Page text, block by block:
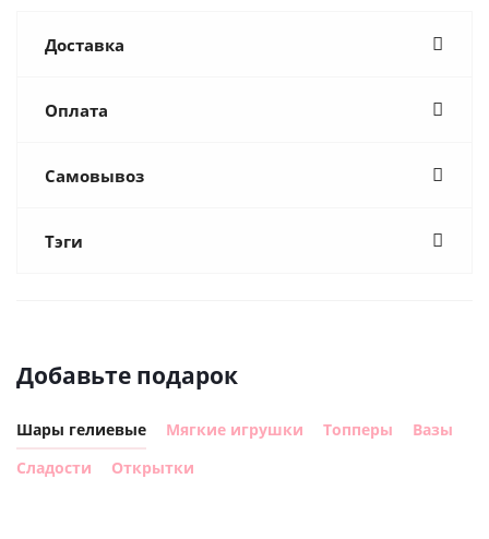
Доставка
Оплата
Самовывоз
Тэги
Добавьте подарок
Шары гелиевые Мягкие игрушки Топперы
Вазы
Сладости
Открытки